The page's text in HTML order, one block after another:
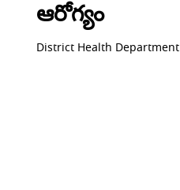
ఆరోగ్యం
District Health